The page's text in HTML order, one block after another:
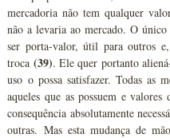
mercadoria não tem qualquer
não a levaria ao mercado. O
ser porta-valor, útil para outros
troca (39). Ele quer portanto
uso o possa satisfazer. Todas as
aqueles que as possuem e
consequência absolutamente
outras. Mas esta mudança de